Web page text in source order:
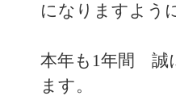
になりますよう
本年も1年間 誠
ます。